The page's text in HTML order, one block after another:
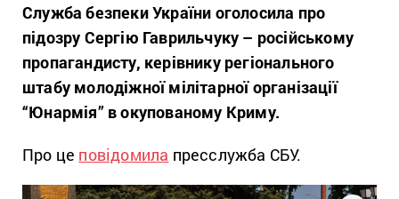
Служба безпеки України оголосила про
підозру Сергію Гаврильчуку – російському
пропагандисту, керівнику регіонального
штабу молодіжної мілітарної організації
“Юнармія” в окупованому Криму.
Про це повідомила пресслужба СБУ.